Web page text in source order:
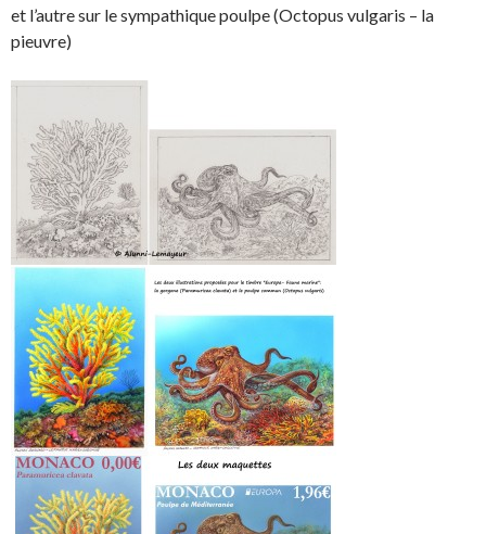
et l’autre sur le sympathique poulpe (Octopus vulgaris – la
pieuvre)